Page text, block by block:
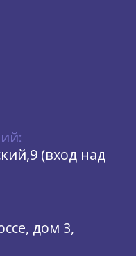
(вход над
дом 3,